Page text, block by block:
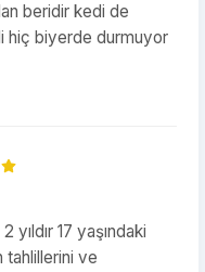
beridir kedi de
hiç biyerde durmuyor
17 yaşındaki
tahlillerini ve